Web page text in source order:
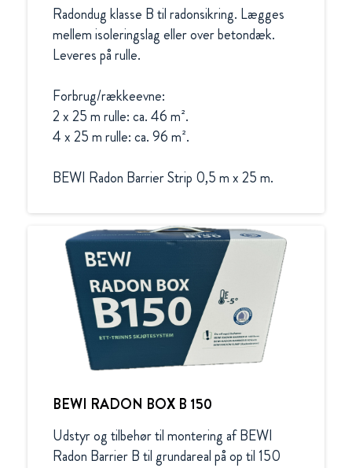
Radondug klasse B til radonsikring. Lægges
mellem isoleringslag eller over betondæk.
Leveres på rulle.
Forbrug/rækkeevne:
2 x 25 m rulle: ca. 46 m².
4 x 25 m rulle: ca. 96 m².
BEWI Radon Barrier Strip 0,5 m x 25 m.
BEWI RADON BOX B 150
Udstyr og tilbehør til montering af BEWI
Radon Barrier B til grundareal på op til 150